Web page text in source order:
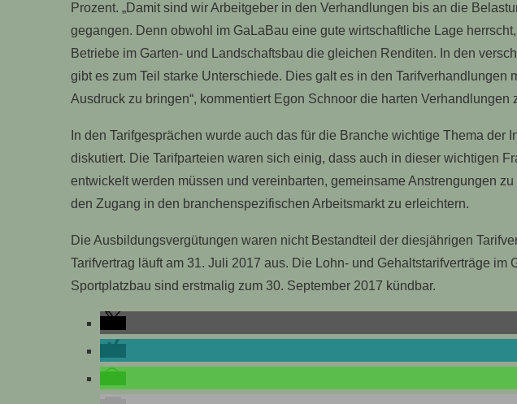
Prozent. „Damit sind wir Arbeitgeber in den Verhandlungen bis an die
gegangen. Denn obwohl im GaLaBau eine gute wirtschaftliche Lage
Betriebe im Garten- und Landschaftsbau die gleichen Renditen. In den
gibt es zum Teil starke Unterschiede. Dies galt es in den Tarifverhandlungen
Ausdruck zu bringen“, kommentiert Egon Schnoor die harten Verhandlungen
In den Tarifgesprächen wurde auch das für die Branche wichtige Thema der
diskutiert. Die Tarifparteien waren sich einig, dass auch in dieser wichtigen
entwickelt werden müssen und vereinbarten, gemeinsame Anstrengungen
den Zugang in den branchenspezifischen Arbeitsmarkt zu erleichtern.
Die Ausbildungsvergütungen waren nicht Bestandteil der diesjährigen
Tarifvertrag läuft am 31. Juli 2017 aus. Die Lohn- und Gehaltstarifverträge im
Sportplatzbau sind erstmalig zum 30. September 2017 kündbar.